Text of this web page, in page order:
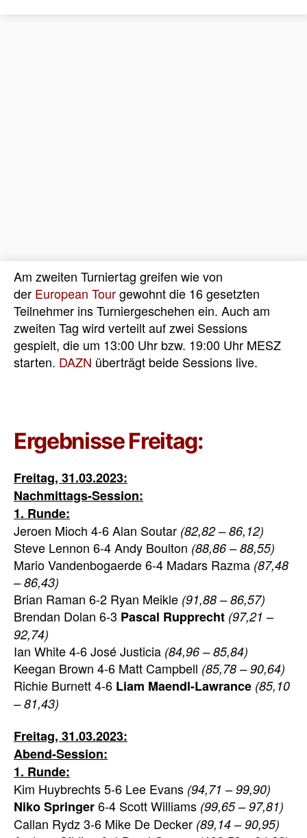
Am zweiten Turniertag greifen wie von
der European Tourgewohnt die 16 gesetzten
Teilnehmer ins Turniergeschehen ein. Auch am
zweiten Tag wird verteilt auf zwei Sessions
gespielt, die um 13:00 Uhr bzw. 19:00 Uhr MESZ
starten. DAZN überträgt beide Sessions live.
Ergebnisse Freitag:
Freitag, 31.03.2023:
Nachmittags-Session:
1. Runde:
Jeroen Mioch 4-6 Alan Soutar (82,82 – 86,12)
Steve Lennon 6-4 Andy Boulton (88,86 – 88,55)
Mario Vandenbogaerde 6-4 Madars Razma (87,48
– 86,43)
Brian Raman 6-2 Ryan Meikle (91,88 – 86,57)
Brendan Dolan 6-3 Pascal Rupprecht (97,21 –
92,74)
Ian White 4-6 José Justicia (84,96 – 85,84)
Keegan Brown 4-6 Matt Campbell (85,78 – 90,64)
Richie Burnett 4-6 Liam Maendl-Lawrance (85,10
– 81,43)
Freitag, 31.03.2023:
Abend-Session:
1. Runde:
Kim Huybrechts 5-6 Lee Evans (94,71 – 99,90)
Niko Springer6-4 Scott Williams (99,65 – 97,81)
Callan Rydz 3-6 Mike De Decker (89,14 – 90,95)